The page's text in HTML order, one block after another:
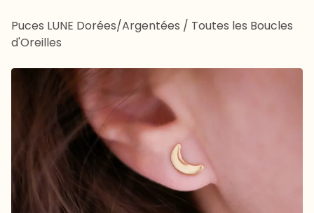
Puces LUNE Dorées/Argentées / Toutes les Boucles
d'Oreilles